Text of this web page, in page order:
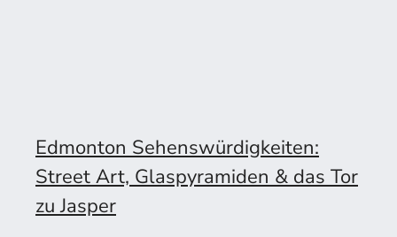
Edmonton Sehenswürdigkeiten:
Street Art, Glaspyramiden & das Tor
zu Jasper